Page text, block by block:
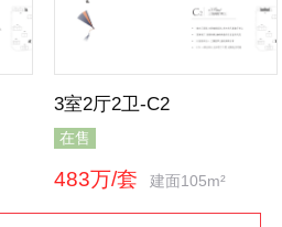
3室2厅2卫-C2
在售
483万/套 建面105m²